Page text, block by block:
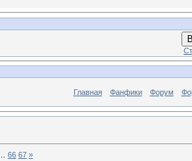
Главная Фанфики Форум
66 67 »